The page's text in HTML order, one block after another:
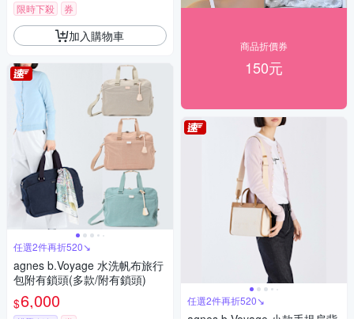
限時下殺 券
加入購物車
任選2件再折520↘
agnes b.Voyage 水洗帆布旅行
包附有鎖頭(多款/附有鎖頭)
$6,000
挑戰低價 券
商品折價券
150元
任選2件再折520↘
agnes b.Voyage 小款手提肩背